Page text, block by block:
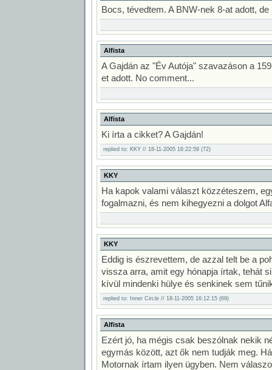
Bocs, tévedtem. A BNW-nek 8-at adott,
Alfista
A Gajdán az "Év Autója" szavazáson a
et adott. No comment...
Alfista
Ki írta a cikket? A Gajdán!
replied to: KKY // 18-11-2005 16:22:59 (72)
KKY
Ha kapok valami választ közzéteszem,
fogalmazni, és nem kihegyezni a dolgot
KKY
Eddig is észrevettem, de azzal telt be a
vissza arra, amit egy hónapja írtak, tehát
kívül mindenki hülye és senkinek sem
replied to: Inner Circle // 18-11-2005 16:12:15 (69)
Alfista
Ezért jó, ha mégis csak beszólnak nekik
egymás között, azt ők nem tudják meg.
Motornak írtam ilyen ügyben. Nem